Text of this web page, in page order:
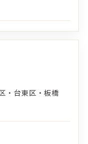
・台東区・板橋